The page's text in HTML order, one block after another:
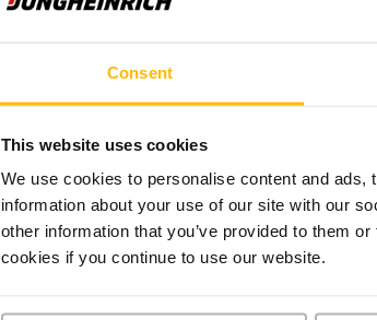
Consent
This website uses cookies
We use cookies to personalise content and
information about your use of our site with our
other information that you’ve provided to them
cookies if you continue to use our website.
2-3 éves gyakorlat előny)
Magas szintű angol nyelvtudás (a
Megbízható számítógépes
Szorgalom, kitartás